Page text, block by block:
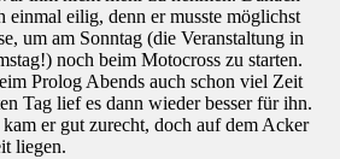
einmal eilig, denn er musste möglichst
um am Sonntag (die Veranstaltung in
noch beim Motocross zu starten.
Prolog Abends auch schon viel Zeit
Tag lief es dann wieder besser für ihn.
er gut zurecht, doch auf dem Acker
liegen.